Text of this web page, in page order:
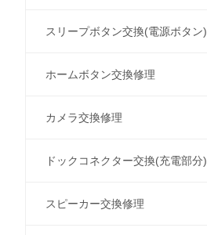
スリープボタン交換(電源ボタン)
ホームボタン交換修理
カメラ交換修理
ドックコネクター交換(充電部分)
スピーカー交換修理